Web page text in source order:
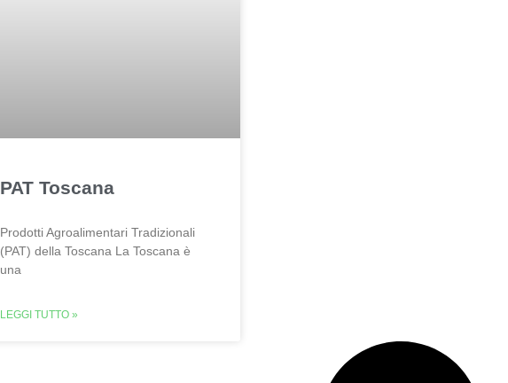
PAT Toscana
Prodotti Agroalimentari Tradizionali
(PAT) della Toscana La Toscana è
una
LEGGI TUTTO »